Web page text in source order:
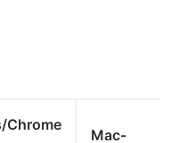
Chrome
Mac-